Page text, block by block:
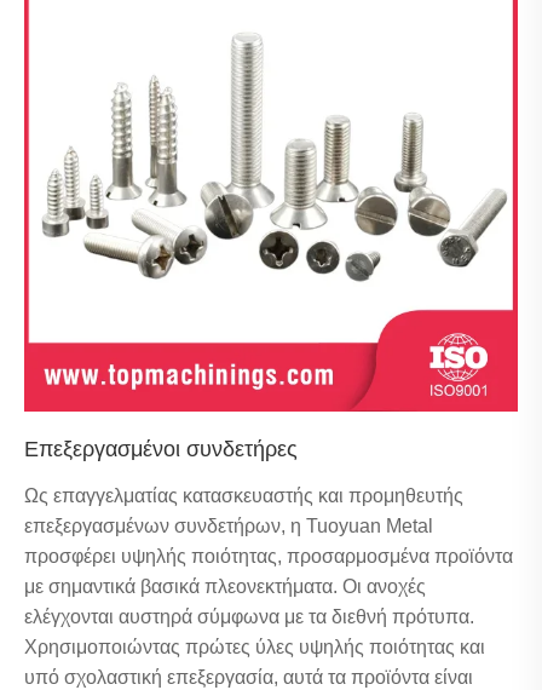
Επεξεργασμένοι συνδετήρες
Ως επαγγελματίας κατασκευαστής και προμηθευτής
επεξεργασμένων συνδετήρων, η Tuoyuan Metal
προσφέρει υψηλής ποιότητας, προσαρμοσμένα προϊόντα
με σημαντικά βασικά πλεονεκτήματα. Οι ανοχές
ελέγχονται αυστηρά σύμφωνα με τα διεθνή πρότυπα.
Χρησιμοποιώντας πρώτες ύλες υψηλής ποιότητας και
υπό σχολαστική επεξεργασία, αυτά τα προϊόντα είναι